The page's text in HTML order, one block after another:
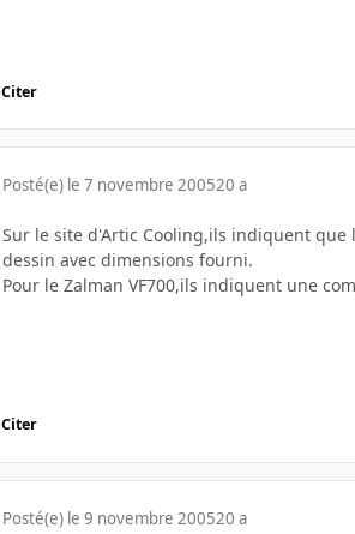
Citer
Posté(e) le 7 novembre 200520 a
Sur le site d'Artic Cooling,ils indiquent que
dessin avec dimensions fourni.
Pour le Zalman VF700,ils indiquent une
Citer
Posté(e) le 9 novembre 200520 a